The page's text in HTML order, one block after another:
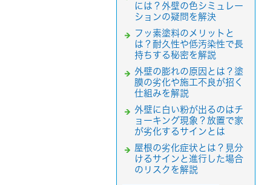
には？外壁の色シミュレー
ションの疑問を解決
フッ素塗料のメリットと
は？耐久性や低汚染性で長
持ちする秘密を解説
外壁の膨れの原因とは？塗
膜の劣化や施工不良が招く
仕組みを解説
外壁に白い粉が出るのはチ
ョーキング現象？放置で家
が劣化するサインとは
屋根の劣化症状とは？見分
けるサインと進行した場合
のリスクを解説